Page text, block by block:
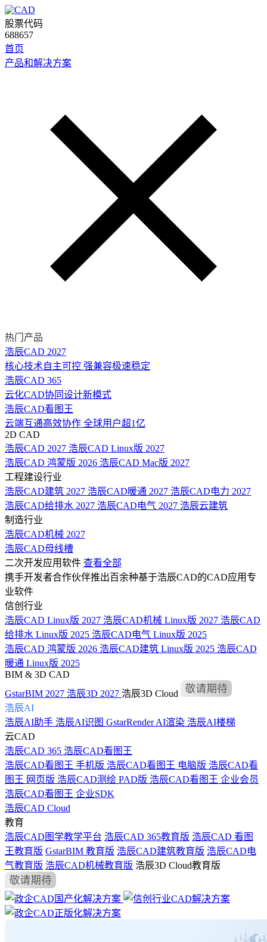
股票代码
688657
首页
产品和解决方案
热门产品
浩辰CAD 2027
核心技术自主可控 强兼容极速稳定
浩辰CAD 365
云化CAD协同设计新模式
浩辰CAD看图王
云端互通高效协作 全球用户超1亿
2D CAD
浩辰CAD 2027 浩辰CAD Linux版 2027
浩辰CAD 鸿蒙版 2026 浩辰CAD Mac版 2027
工程建设行业
浩辰CAD建筑 2027 浩辰CAD暖通 2027 浩辰CAD电力 2027
浩辰CAD给排水 2027 浩辰CAD电气 2027 浩辰云建筑
制造行业
浩辰CAD机械 2027
浩辰CAD母线槽
二次开发应用软件 查看全部
携手开发者合作伙伴推出百余种基于浩辰CAD的CAD应用专
业软件
信创行业
浩辰CAD Linux版 2027 浩辰CAD机械 Linux版 2027 浩辰CAD
给排水 Linux版 2025 浩辰CAD电气 Linux版 2025
浩辰CAD 鸿蒙版 2026 浩辰CAD建筑 Linux版 2025 浩辰CAD
暖通 Linux版 2025
BIM & 3D CAD
GstarBIM 2027 浩辰3D 2027 浩辰3D Cloud
浩辰AI
浩辰AI助手 浩辰AI识图 GstarRender AI渲染 浩辰AI楼梯
云CAD
浩辰CAD 365 浩辰CAD看图王
浩辰CAD看图王 手机版 浩辰CAD看图王 电脑版 浩辰CAD看
图王 网页版 浩辰CAD测绘 PAD版 浩辰CAD看图王 企业会员
浩辰CAD看图王 企业SDK
浩辰CAD Cloud
教育
浩辰CAD图学教学平台 浩辰CAD 365教育版 浩辰CAD 看图
王教育版 GstarBIM 教育版 浩辰CAD建筑教育版 浩辰CAD电
气教育版 浩辰CAD机械教育版 浩辰3D Cloud教育版